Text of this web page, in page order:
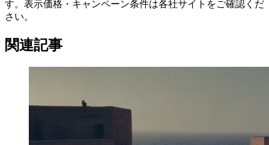
す。表示価格・キャンペーン条件は各社サイトをご確認くだ
さい。
関連記事